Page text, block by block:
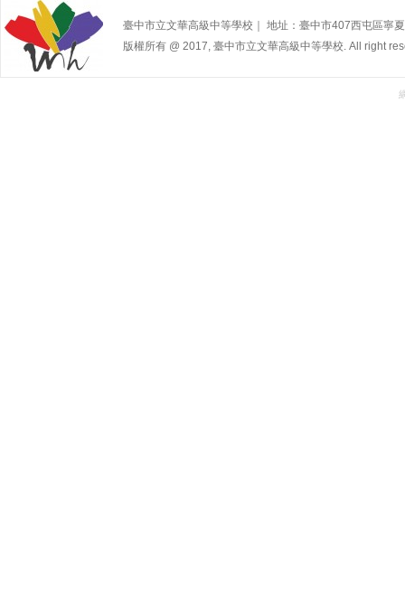
臺中市立文華高級中等學校｜ 地址：臺中市407西屯區
版權所有 @ 2017, 臺中市立文華高級中等學校. All right